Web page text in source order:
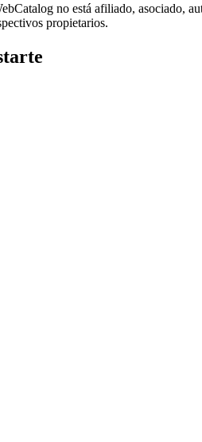
no está afiliado, asociado,
propietarios.